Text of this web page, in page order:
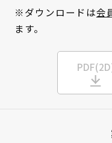
※ダウンロードは会
ます。